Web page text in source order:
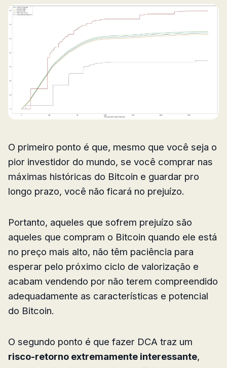
O primeiro ponto é que, mesmo que você seja o
pior investidor do mundo, se você comprar nas
máximas históricas do Bitcoin e guardar pro
longo prazo, você não ficará no prejuízo.
Portanto, aqueles que sofrem prejuízo são
aqueles que compram o Bitcoin quando ele está
no preço mais alto, não têm paciência para
esperar pelo próximo ciclo de valorização e
acabam vendendo por não terem compreendido
adequadamente as características e potencial
do Bitcoin.
O segundo ponto é que fazer DCA traz um
risco-retorno extremamente interessante,